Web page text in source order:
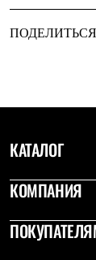
Мужская обувь
Кроссовки
Чуни
Уход за обувью
Аксессуары
Головные уборы
Балаклавы и
Кепки и
ПОДЕЛИТЬСЯ
КАТАЛОГ
КОМПАНИЯ